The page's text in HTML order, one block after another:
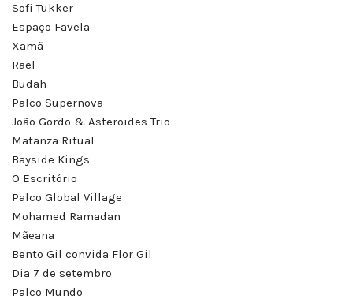
Sofi Tukker
Espaço Favela
Xamã
Rael
Budah
Palco Supernova
João Gordo & Asteroides Trio
Matanza Ritual
Bayside Kings
O Escritório
Palco Global Village
Mohamed Ramadan
Mãeana
Bento Gil convida Flor Gil
Dia 7 de setembro
Palco Mundo